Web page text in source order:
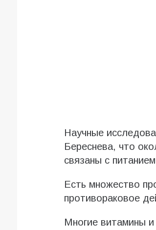
Научные
Береснева, что
связаны с
Есть множество
противораковое
Многие витамины